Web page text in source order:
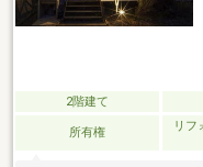
2階建て
所有権
リフ